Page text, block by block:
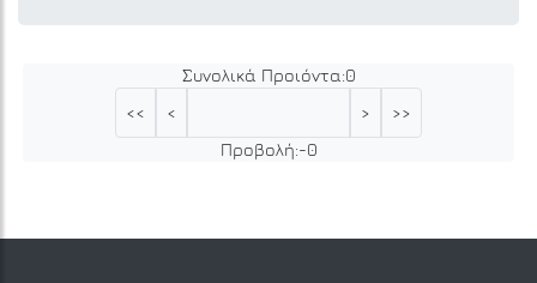
Συνολικά Προιόντα:0
<<
< >
>>
Προβολή:-0